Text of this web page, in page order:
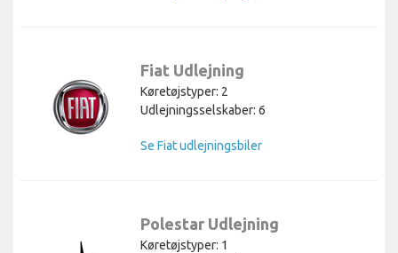
Fiat Udlejning
Køretøjstyper: 2
Udlejningsselskaber: 6
Se Fiat udlejningsbiler
Polestar Udlejning
Køretøjstyper: 1